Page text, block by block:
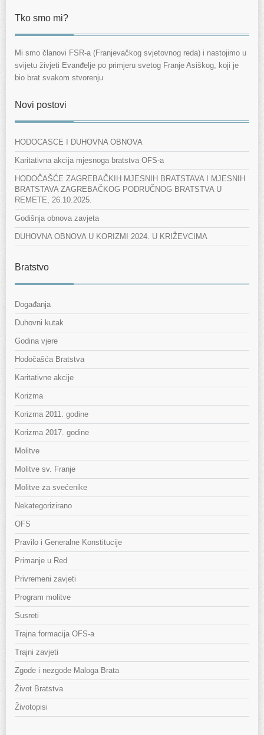
Tko smo mi?
Mi smo članovi FSR-a (Franjevačkog svjetovnog reda) i nastojimo u
svijetu živjeti Evanđelje po primjeru svetog Franje Asiškog, koji je
bio brat svakom stvorenju.
Novi postovi
HODOCASCE I DUHOVNA OBNOVA
Karitativna akcija mjesnoga bratstva OFS-a
HODOČAŠĆE ZAGREBAČKIH MJESNIH BRATSTAVA I MJESNIH
BRATSTAVA ZAGREBAČKOG PODRUČNOG BRATSTVA U
REMETE, 26.10.2025.
Godišnja obnova zavjeta
DUHOVNA OBNOVA U KORIZMI 2024. U KRIŽEVCIMA
Bratstvo
Događanja
Duhovni kutak
Godina vjere
Hodočašća Bratstva
Karitativne akcije
Korizma
Korizma 2011. godine
Korizma 2017. godine
Molitve
Molitve sv. Franje
Molitve za svećenike
Nekategorizirano
OFS
Pravilo i Generalne Konstitucije
Primanje u Red
Privremeni zavjeti
Program molitve
Susreti
Trajna formacija OFS-a
Trajni zavjeti
Zgode i nezgode Maloga Brata
Život Bratstva
Životopisi